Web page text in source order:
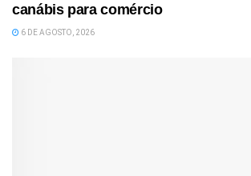
canábis para comércio
6 DE AGOSTO, 2026